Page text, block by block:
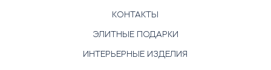
КОНТАКТЫ
ЭЛИТНЫЕ ПОДАРКИ
ИНТЕРЬЕРНЫЕ ИЗДЕЛИЯ